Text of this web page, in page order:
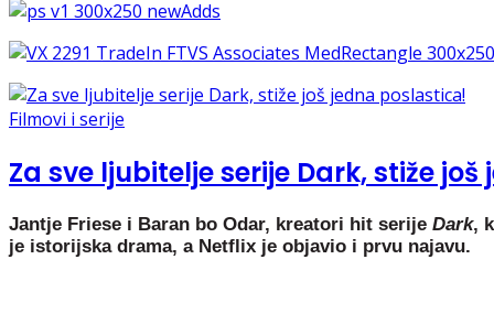
Filmovi i serije
Za sve ljubitelje serije Dark, stiže
Jantje Friese i Baran bo Odar, kreatori hit serije Dark,
je istorijska drama, a Netflix je objavio i prvu najavu.